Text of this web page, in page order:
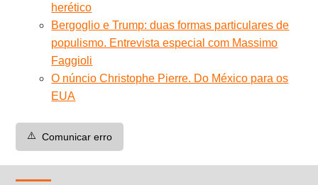
herético
Bergoglio e Trump: duas formas particulares de
populismo. Entrevista especial com Massimo
Faggioli
O núncio Christophe Pierre. Do México para os
EUA
⚠️ Comunicar erro